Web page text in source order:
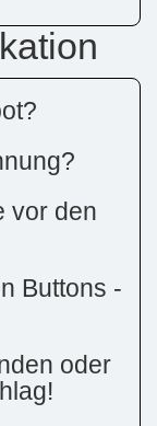
vor den
Buttons -
oder